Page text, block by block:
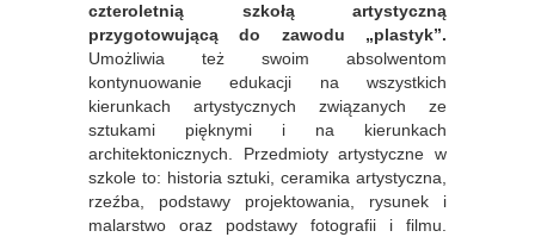
czteroletnią szkołą artystyczną
przygotowującą do zawodu „plastyk”.
Umożliwia też swoim absolwentom
kontynuowanie edukacji na wszystkich
kierunkach artystycznych związanych ze
sztukami pięknymi i na kierunkach
architektonicznych. Przedmioty artystyczne w
szkole to: historia sztuki, ceramika artystyczna,
rzeźba, podstawy projektowania, rysunek i
malarstwo oraz podstawy fotografii i filmu.